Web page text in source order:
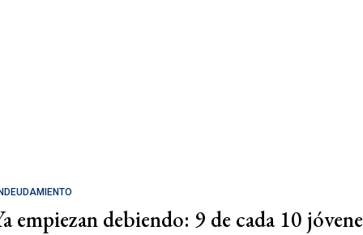
empiezan debiendo: 9 de cada 10